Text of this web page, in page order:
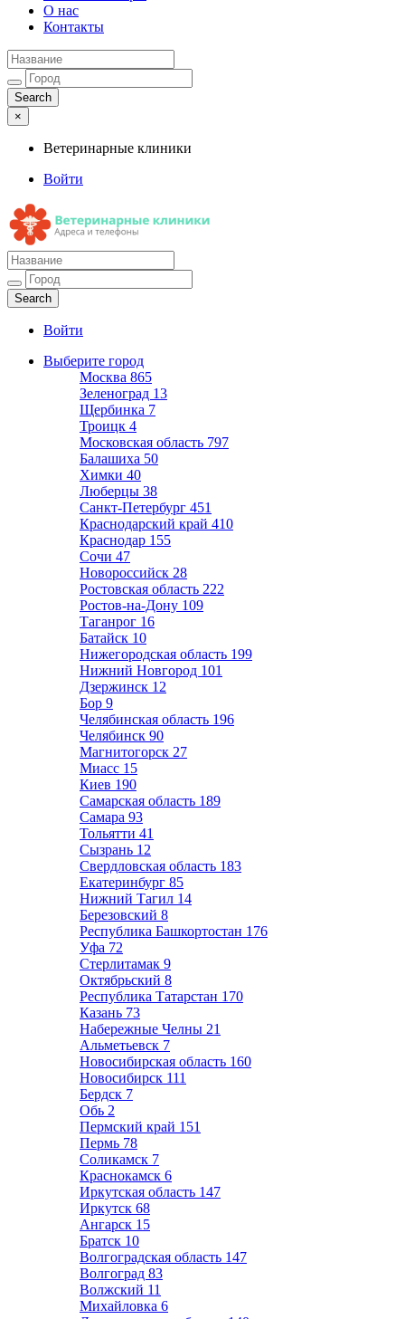
О нас
Контакты
×
Ветеринарные клиники
Войти
Ветеринарные клиники
Адреса и телефоны
Войти
Выберите город
Москва 865
Зеленоград 13
Щербинка 7
Троицк 4
Московская область 797
Балашиха 50
Химки 40
Люберцы 38
Санкт-Петербург 451
Краснодарский край 410
Краснодар 155
Сочи 47
Новороссийск 28
Ростовская область 222
Ростов-на-Дону 109
Таганрог 16
Батайск 10
Нижегородская область 199
Нижний Новгород 101
Дзержинск 12
Бор 9
Челябинская область 196
Челябинск 90
Магнитогорск 27
Миасс 15
Киев 190
Самарская область 189
Самара 93
Тольятти 41
Сызрань 12
Свердловская область 183
Екатеринбург 85
Нижний Тагил 14
Березовский 8
Республика Башкортостан 176
Уфа 72
Стерлитамак 9
Октябрьский 8
Республика Татарстан 170
Казань 73
Набережные Челны 21
Альметьевск 7
Новосибирская область 160
Новосибирск 111
Бердск 7
Обь 2
Пермский край 151
Пермь 78
Соликамск 7
Краснокамск 6
Иркутская область 147
Иркутск 68
Ангарск 15
Братск 10
Волгоградская область 147
Волгоград 83
Волжский 11
Михайловка 6